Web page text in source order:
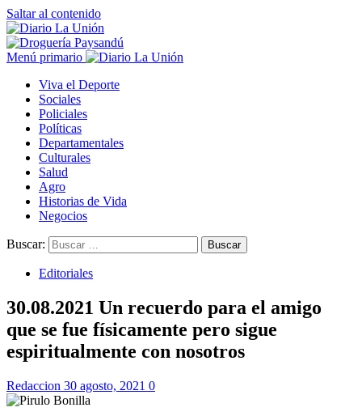
Saltar al contenido
Menú primario
Viva el Deporte
Sociales
Policiales
Políticas
Departamentales
Culturales
Salud
Agro
Historias de Vida
Negocios
Buscar:
Editoriales
30.08.2021 Un recuerdo para el amigo
que se fue físicamente pero sigue
espiritualmente con nosotros
Redaccion 30 agosto, 2021 0